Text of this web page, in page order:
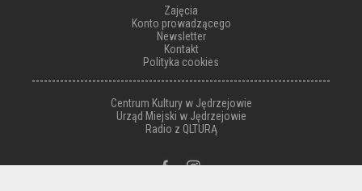
Zajęcia
Konto prowadzącego
Newsletter
Kontakt
Polityka cookies
Centrum Kultury w Jędrzejowie
Urząd Miejski w Jędrzejowie
Radio z QLTURĄ